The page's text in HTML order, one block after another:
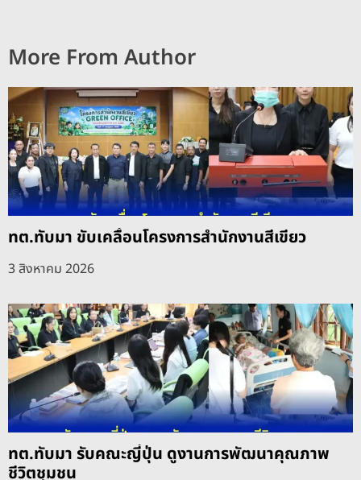
More From Author
ทต.ทับมา ขับเคลื่อนโครงการสำนักงานสีเขียว
3 สิงหาคม 2026
ทต.ทับมา รับคณะญี่ปุ่น ดูงานการพัฒนาคุณภาพ
ชีวิตชุมชน